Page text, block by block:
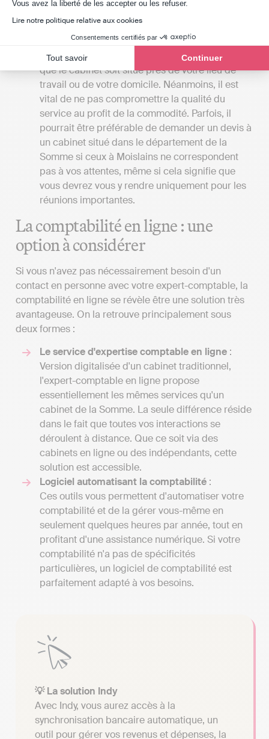
Vous avez la liberté de les accepter ou les refuser.
Lire notre politique relative aux cookies
Consentements certifiés par
Tout savoir Continuer
La localisation du cabinet
préférence pour les rencontres en face à face
avec votre expert-comptable, il serait bénéfique
que le cabinet soit situé près de votre lieu de
travail ou de votre domicile. Néanmoins, il est
vital de ne pas compromettre la qualité du
service au profit de la commodité. Parfois, il
pourrait être préférable de demander un devis à
un cabinet situé dans le département de la
Somme si ceux à Moislains ne correspondent
pas à vos attentes, même si cela signifie que
vous devrez vous y rendre uniquement pour les
réunions importantes.
La comptabilité en ligne : une
option à considérer
Si vous n'avez pas nécessairement besoin d'un
contact en personne avec votre expert-comptable, la
comptabilité en ligne se révèle être une solution très
avantageuse. On la retrouve principalement sous
deux formes :
Le service d'expertise comptable en ligne :
Version digitalisée d'un cabinet traditionnel,
l'expert-comptable en ligne propose
essentiellement les mêmes services qu'un
cabinet de la Somme. La seule différence réside
dans le fait que toutes vos interactions se
déroulent à distance. Que ce soit via des
cabinets en ligne ou des indépendants, cette
solution est accessible.
Logiciel automatisant la comptabilité :
Ces outils vous permettent d'automatiser votre
comptabilité et de la gérer vous-même en
seulement quelques heures par année, tout en
profitant d'une assistance numérique. Si votre
comptabilité n'a pas de spécificités
particulières, un logiciel de comptabilité est
parfaitement adapté à vos besoins.
💡 La solution Indy
Avec Indy, vous aurez accès à la
synchronisation bancaire automatique, un
outil pour gérer vos revenus et dépenses, la